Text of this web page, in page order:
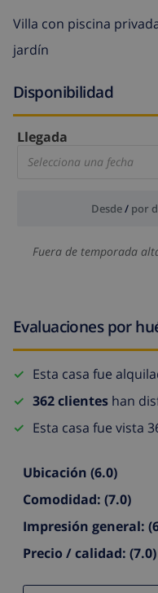
Villa con piscina
jardín
Disponibilidad
Llegada
Selecciona una fecha
Desde/ por
Fuera de temporada
Evaluaciones por
Esta casa fue
362 clientes han
Esta casa fue vista
Ubicación (6.0)
Comodidad: (7.0)
Impresión general:
Precio / calidad: (7.0)